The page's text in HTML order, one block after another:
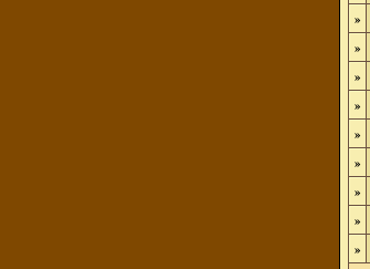
»
»
»
»
»
»
»
»
»